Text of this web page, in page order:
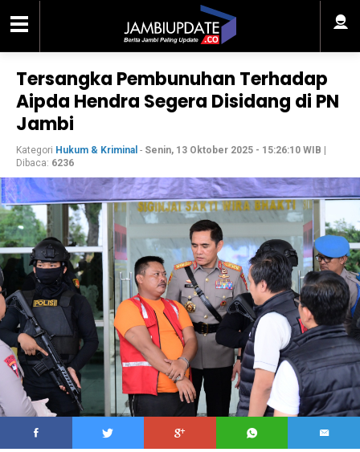
Tersangka Pembunuhan Terhadap
Aipda Hendra Segera Disidang di PN
Jambi
Kategori Hukum & Kriminal - Senin, 13 Oktober 2025 - 15:26:10 WIB
Dibaca: 6236